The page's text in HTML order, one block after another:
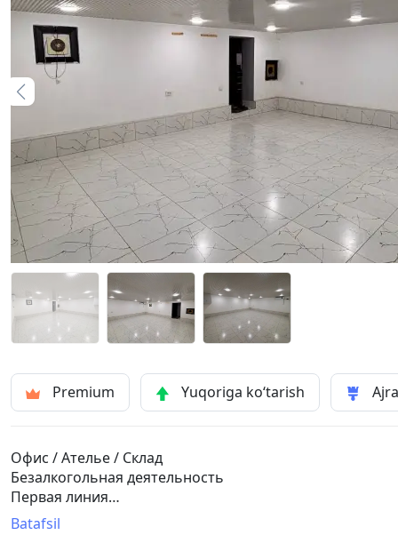
Premium Yuqoriga ko‘tarish
Офис / Ателье / Склад
Безалкогольная деятельность
Первая линия
• Район: Яшнабад
Batafsil